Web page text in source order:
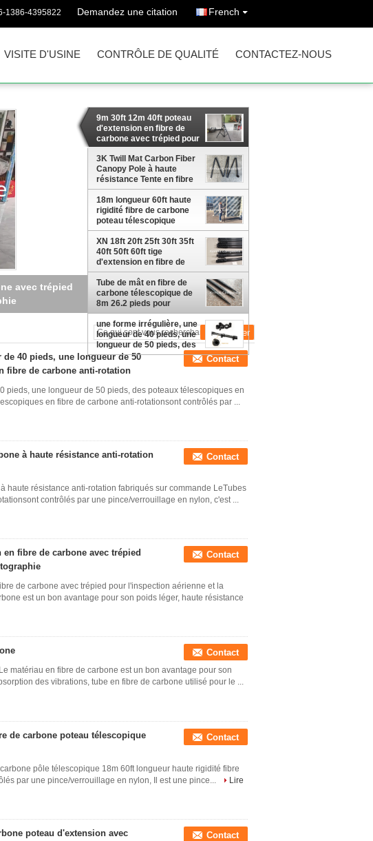
1386-4395822 Demandez une citation French
VISITE D'USINE CONTRÔLE DE QUALITÉ CONTACTEZ-NOUS
Tente en fibre
9m 30ft 12m 40ft poteau
d'extension en fibre de
carbone avec trépied pour
l'inspection aérienne et la
photographie
3K Twill Mat Carbon Fiber
Canopy Pole à haute
résistance Tente en fibre
de carbone
18m longueur 60ft haute
rigidité fibre de carbone
poteau télescopique
fabriqué en Chine
XN 18ft 20ft 25ft 30ft 35ft
40ft 50ft 60ft tige
d'extension en fibre de
carbone pour poteau de
sauvetage poteau
télescopique en fibre de
carbone
Tube de mât en fibre de
carbone télescopique de
8m 26.2 pieds pour
antennes filaires
antennes en fil de fibre de
carbone poteau de mât
une forme irrégulière, une
longueur de 40 pieds, une
longueur de 50 pieds, des
poteaux télescopiques en
fibre de carbone anti-
rotation
40 pieds, une longueur de 50
fibre de carbone anti-rotation
Contact
pieds, une longueur de 50 pieds, des poteaux télescopiques en
en fibre de carbone anti-rotationsont contrôlés par ...
à haute résistance anti-rotation
Contact
haute résistance anti-rotation fabriqués sur commande LeTubes
contrôlés par une pince/verrouillage en nylon, c'est ...
fibre de carbone avec trépied
Contact
de carbone avec trépied pour l'inspection aérienne et la
est un bon avantage pour son poids léger, haute résistance
Contact
matériau en fibre de carbone est un bon avantage pour son
des vibrations, tube en fibre de carbone utilisé pour le ...
de carbone poteau télescopique
Contact
pôle télescopique 18m 60ft longueur haute rigidité fibre
par une pince/verrouillage en nylon, Il est une pince...
Lire
poteau d'extension avec
Contact